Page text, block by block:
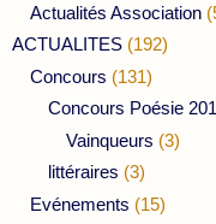
Actualités Association
ACTUALITES (192)
Concours (131)
Concours Poésie
Vainqueurs (3)
littéraires (3)
Evénements (15)